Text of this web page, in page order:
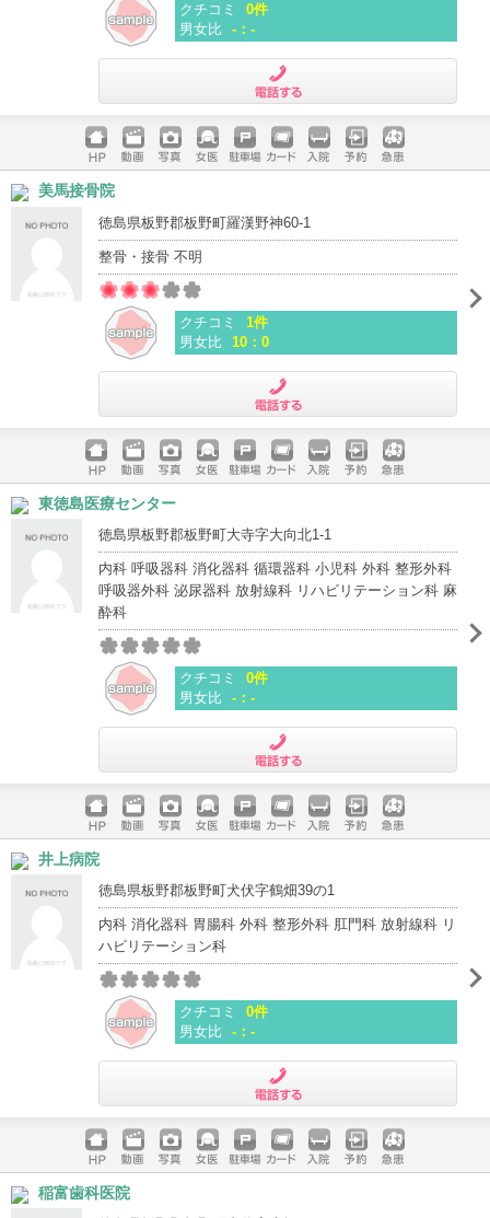
クチコミ
0件
男女比 -：-
ホームペ
ージ
動画 写真 女医 駐車場
クレジッ
入院 予約 急患
美馬接骨院
徳島県板野郡板野町羅漢野神60-1
整骨・接骨 不明
クチコミ
1件
男女比
10：0
ホームペ
ージ
動画 写真 女医 駐車場
クレジッ
入院 予約 急患
東徳島医療センター
徳島県板野郡板野町大寺字大向北1-1
内科 呼吸器科 消化器科 循環器科 小児科 外科 整形外科
呼吸器外科 泌尿器科 放射線科 リハビリテーション科 麻
酔科
クチコミ
0件
男女比 -：-
ホームペ
ージ
動画 写真 女医 駐車場
クレジッ
入院 予約 急患
井上病院
徳島県板野郡板野町犬伏字鶴畑39の1
内科 消化器科 胃腸科 外科 整形外科 肛門科 放射線科 リ
ハビリテーション科
クチコミ
0件
男女比 -：-
ホームペ
ージ
動画 写真 女医 駐車場
クレジッ
入院 予約 急患
稲富歯科医院